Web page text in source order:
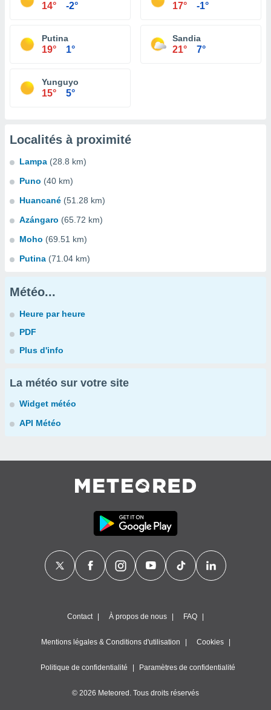
14° -2° 17° -1°
Putina
19° 1°
Sandia
21° 7°
Yunguyo
15° 5°
Localités à proximité
Lampa (28.8 km)
Puno (40 km)
Huancané (51.28 km)
Azángaro (65.72 km)
Moho (69.51 km)
Putina (71.04 km)
Météo...
Heure par heure
PDF
Plus d'info
La météo sur votre site
Widget météo
API Météo
Contact À propos de nous FAQ
Mentions légales & Conditions d'utilisation Cookies
Politique de confidentialité Paramètres de confidentialité
© 2026 Meteored. Tous droits réservés